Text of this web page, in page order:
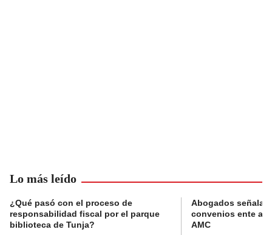
Lo más leído
¿Qué pasó con el proceso de
responsabilidad fiscal por el parque
biblioteca de Tunja?
Abogados
convenios ente
AMC